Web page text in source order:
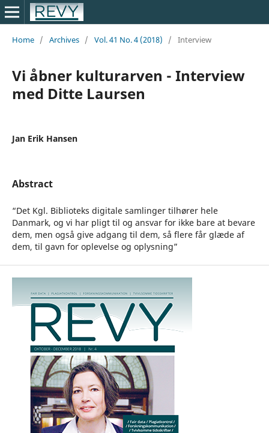
Home / Archives / Vol. 41 No. 4 (2018) / Interview
Vi åbner kulturarven - Interview
med Ditte Laursen
Jan Erik Hansen
Abstract
“Det Kgl. Biblioteks digitale samlinger tilhører hele
Danmark, og vi har pligt til og ansvar for ikke bare at bevare
dem, men også give adgang til dem, så flere får glæde af
dem, til gavn for oplevelse og oplysning”